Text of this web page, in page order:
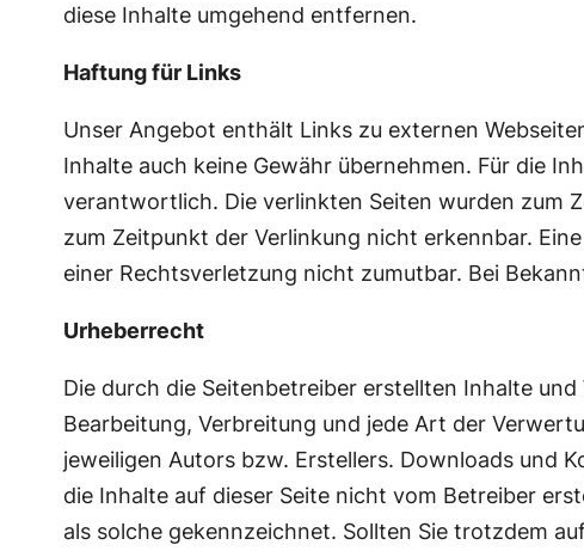
diese Inhalte umgehend entfernen.
Haftung für Links
Unser Angebot enthält Links zu externen
Inhalte auch keine Gewähr übernehmen. Für die
verantwortlich. Die verlinkten Seiten wurden zum
zum Zeitpunkt der Verlinkung nicht erkennbar.
einer Rechtsverletzung nicht zumutbar. Bei
Urheberrecht
Die durch die Seitenbetreiber erstellten Inhalte
Bearbeitung, Verbreitung und jede Art der
jeweiligen Autors bzw. Erstellers. Downloads und
die Inhalte auf dieser Seite nicht vom Betreiber
als solche gekennzeichnet. Sollten Sie trotzdem